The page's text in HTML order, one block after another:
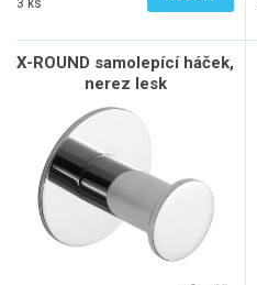
3 ks
X-ROUND samolepící háček,
nerez lesk